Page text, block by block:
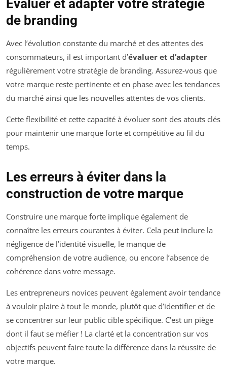
Évaluer et adapter votre stratégie
de branding
Avec l’évolution constante du marché et des attentes des
consommateurs, il est important d’évaluer et d’adapter
régulièrement votre stratégie de branding. Assurez-vous que
votre marque reste pertinente et en phase avec les tendances
du marché ainsi que les nouvelles attentes de vos clients.
Cette flexibilité et cette capacité à évoluer sont des atouts clés
pour maintenir une marque forte et compétitive au fil du
temps.
Les erreurs à éviter dans la
construction de votre marque
Construire une marque forte implique également de
connaître les erreurs courantes à éviter. Cela peut inclure la
négligence de l’identité visuelle, le manque de
compréhension de votre audience, ou encore l’absence de
cohérence dans votre message.
Les entrepreneurs novices peuvent également avoir tendance
à vouloir plaire à tout le monde, plutôt que d’identifier et de
se concentrer sur leur public cible spécifique. C’est un piège
dont il faut se méfier ! La clarté et la concentration sur vos
objectifs peuvent faire toute la différence dans la réussite de
votre marque.